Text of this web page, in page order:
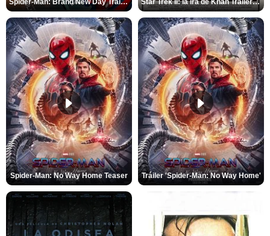
Spider-Man: Brand New Day Tráiler (3) Star Trek II: la ira de Khan Tráiler VO
Spider-Man: No Way Home Teaser Tráiler 'Spider-Man: No Way Home'